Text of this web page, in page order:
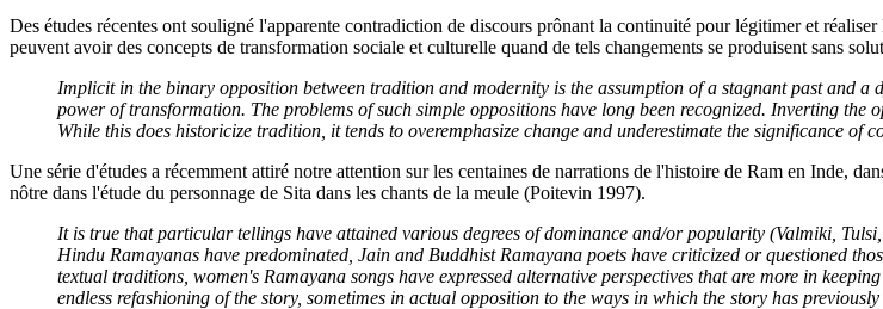
Des études récentes ont souligné l'apparente contradiction de discours prônant la continuité pour légitimer et
peuvent avoir des concepts de transformation sociale et culturelle quand de tels changements se produisent sans
Implicit in the binary opposition between tradition and modernity is the assumption of a stagnant past and a
power of transformation. The problems of such simple oppositions have long been recognized. Inverting
While this does historicize tradition, it tends to overemphasize change and underestimate the significance of
Une série d'études a récemment attiré notre attention sur les centaines de narrations de l'histoire de Ram en Inde,
nôtre dans l'étude du personnage de Sita dans les chants de la meule (Poitevin 1997).
It is true that particular tellings have attained various degrees of dominance and/or popularity (Valmiki,
Hindu Ramayanas have predominated, Jain and Buddhist Ramayana poets have criticized or questioned
textual traditions, women's Ramayana songs have expressed alternative perspectives that are more in
endless refashioning of the story, sometimes in actual opposition to the ways in which the story has previously